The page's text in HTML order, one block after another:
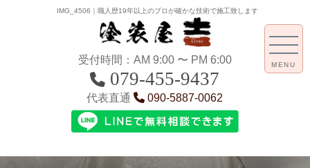
IMG_4506｜職人歴19年以上のプロが確かな技術で施工致します
受付時間：AM 9:00 〜 PM 6:00
079-455-9437
代表直通 090-5887-0062
MENU